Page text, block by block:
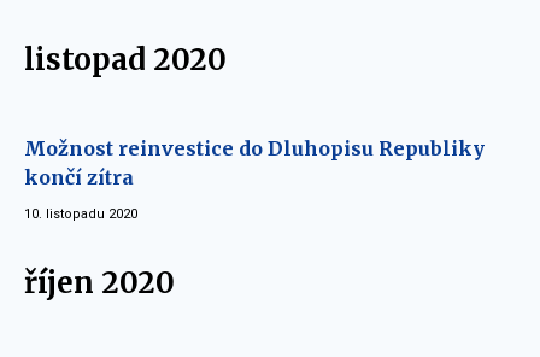
listopad 2020
Možnost reinvestice do Dluhopisu Republiky
končí zítra
10. listopadu 2020
říjen 2020